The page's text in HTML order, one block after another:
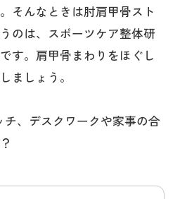
そんなときは肘肩甲骨スト
のは、スポーツケア整体研
す。肩甲骨まわりをほぐし
ましょう。
、デスクワークや家事の合